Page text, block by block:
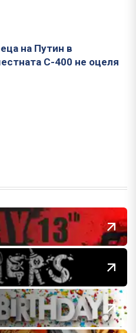
на Путин в
С-400 не оцеля